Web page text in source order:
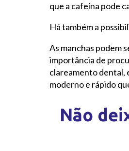
que a cafeína pode
Há também a
As manchas podem
importância de
clareamento dental,
moderno e rápido
Não